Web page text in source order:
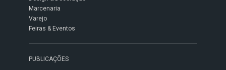
Marcenaria
Varejo
Feiras & Eventos
PUBLICAÇÕES